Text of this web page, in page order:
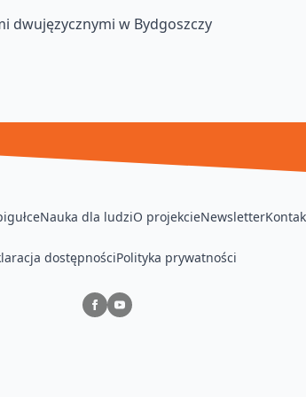
dwujęzycznymi w Bydgoszczy
Nauka dla ludziO projekcieNewsletter
dostępnościPolityka prywatności